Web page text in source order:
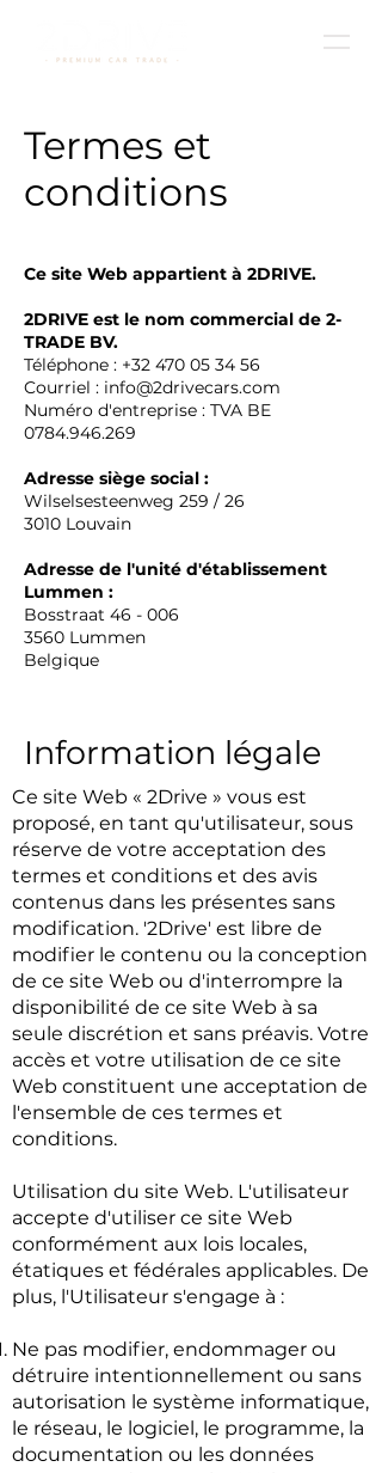
Termes et
conditions
Ce site Web appartient à 2DRIVE.
2DRIVE est le nom commercial de 2-
TRADE BV.
Téléphone : +32 470 05 34 56
Courriel : info@2drivecars.com
Numéro d'entreprise : TVA BE
0784.946.269
Adresse siège social :
Wilselsesteenweg 259 / 26
3010 Louvain
Adresse de l'unité d'établissement
Lummen :
Bosstraat 46 - 006
3560 Lummen
Belgique
Information légale
Ce site Web « 2Drive » vous est
proposé, en tant qu'utilisateur, sous
réserve de votre acceptation des
termes et conditions et des avis
contenus dans les présentes sans
modification. '2Drive' est libre de
modifier le contenu ou la conception
de ce site Web ou d'interrompre la
disponibilité de ce site Web à sa
seule discrétion et sans préavis. Votre
accès et votre utilisation de ce site
Web constituent une acceptation de
l'ensemble de ces termes et
conditions.
Utilisation du site Web. L'utilisateur
accepte d'utiliser ce site Web
conformément aux lois locales,
étatiques et fédérales applicables. De
plus, l'Utilisateur s'engage à :
Ne pas modifier, endommager ou
détruire intentionnellement ou sans
autorisation le système informatique,
le réseau, le logiciel, le programme, la
documentation ou les données